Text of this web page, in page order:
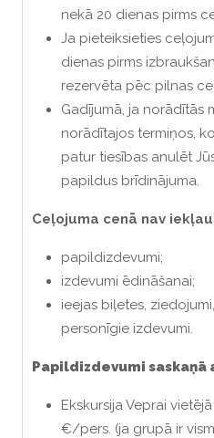
nekā 20 dienas pirms
Ja pieteiksieties
dienas pirms
rezervēta pēc pilnas
Gadījumā, ja norādītās
norādītajos termiņos,
patur tiesības anulēt
papildus brīdinājuma.
Ceļojuma cenā nav
papildizdevumi;
izdevumi ēdināšanai;
ieejas biļetes,
personīgie izdevumi.
Papildizdevumi saskaņā
Ekskursija Veprai
€/pers. (ja grupā ir